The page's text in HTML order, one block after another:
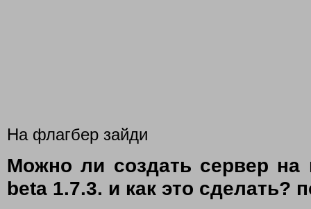
На флагбер зайди
Можно ли создать сервер на
beta 1.7.3. и как это сделать?